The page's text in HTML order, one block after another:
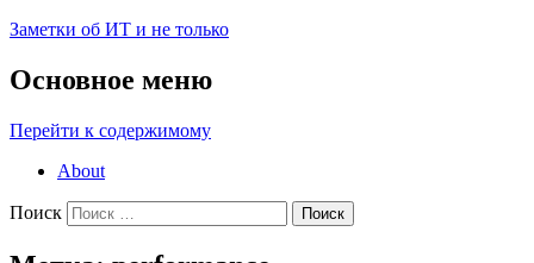
Заметки об ИТ и не только
Основное меню
Перейти к содержимому
About
Поиск